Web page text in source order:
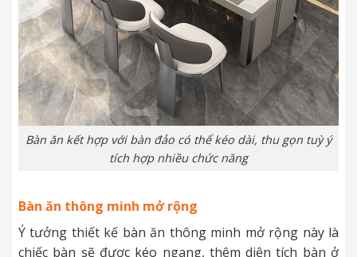
Bàn ăn kết hợp với bàn đảo có thể kéo dài, thu gọn tuỳ ý
tích hợp nhiều chức năng
Bàn ăn thông minh mở rộng
Ý tưởng thiết kế bàn ăn thông minh mở rộng này là
chiếc bàn sẽ được kéo ngang, thêm diện tích bàn ở